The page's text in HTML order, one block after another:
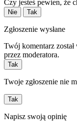
Czy jesteś pewien, że
Nie Tak
Zgłoszenie wysłane
Twój komentarz
przez moderatora.
Tak
Twoje zgłoszenie nie
Tak
Napisz swoją opinię